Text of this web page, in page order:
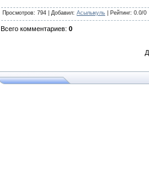
Просмотров: 794 | Добавил: Асылыкуль Рейтинг: 0.0/0
Всего комментариев: 0